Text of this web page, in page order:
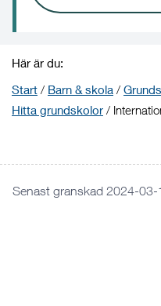
Här är du:
Start / Barn & skola /
Hitta grundskolor /
Senast granskad 2024-03-